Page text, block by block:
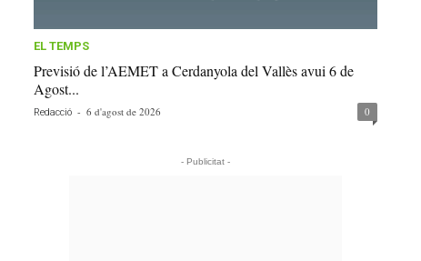
EL TEMPS
Previsió de l’AEMET a Cerdanyola del Vallès avui 6 de
Agost...
Redacció - 6 d'agost de 2026 0
- Publicitat -